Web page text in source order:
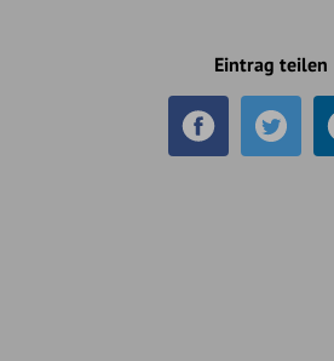
Eintrag teilen